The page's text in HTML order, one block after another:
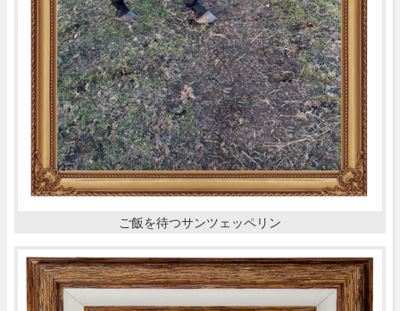
ご飯を待つサンツェッペリン